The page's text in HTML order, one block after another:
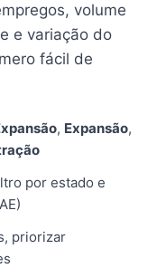
volume
e variação do
fácil de
, Expansão,
por estado e
priorizar